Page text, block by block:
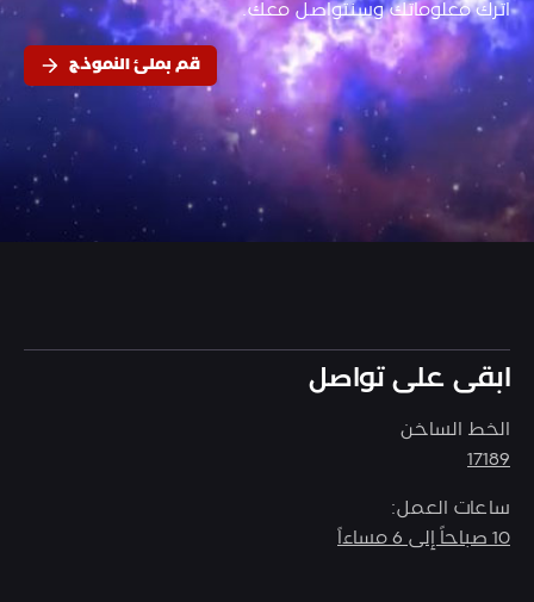
اترك معلوماتك وسنتواصل معك.
قم بملئ النموذج
ابقى على تواصل
الخط الساخن
17189
ساعات العمل:
10 صباحاً إلى 6 مساءاً